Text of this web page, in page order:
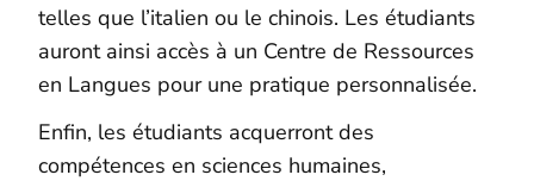
telles que l’italien ou le chinois. Les étudiants
auront ainsi accès à un Centre de Ressources
en Langues pour une pratique personnalisée.
Enfin, les étudiants acquerront des
compétences en sciences humaines,